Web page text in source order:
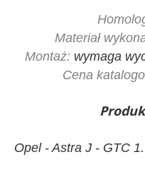
Materiał
Montaż:wymaga
Cena
Opel - Astra J - GTC